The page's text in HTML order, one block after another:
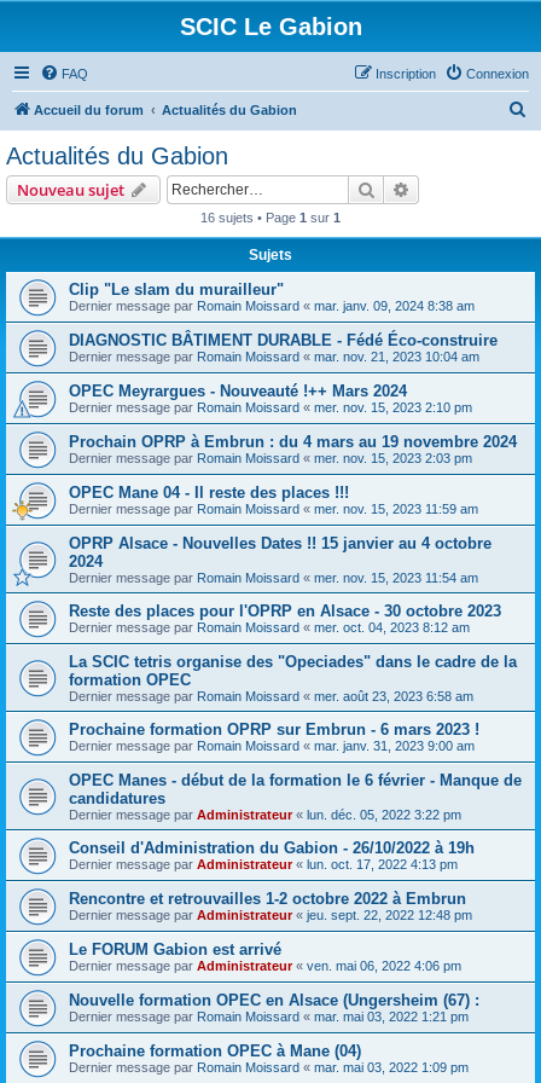
SCIC Le Gabion
FAQ Connexion
Inscription
Accueil du forum Actualités du Gabion
r
Actualités du Gabion
Nouveau sujet Rechercher
16 sujets • Page 1 sur 1
Sujets
Clip "Le slam du murailleur"
Dernier message par Romain Moissard « mar. janv. 09, 2024 8:38 am
DIAGNOSTIC BÂTIMENT DURABLE - Fédé Éco-construire
Dernier message par Romain Moissard « mar. nov. 21, 2023 10:04 am
OPEC Meyrargues - Nouveauté !++ Mars 2024
Dernier message par Romain Moissard « mer. nov. 15, 2023 2:10 pm
Prochain OPRP à Embrun : du 4 mars au 19 novembre 2024
Dernier message par Romain Moissard « mer. nov. 15, 2023 2:03 pm
OPEC Mane 04 - Il reste des places !!!
Dernier message par Romain Moissard « mer. nov. 15, 2023 11:59 am
OPRP Alsace - Nouvelles Dates !! 15 janvier au 4 octobre
2024
Dernier message par Romain Moissard « mer. nov. 15, 2023 11:54 am
Reste des places pour l'OPRP en Alsace - 30 octobre 2023
Dernier message par Romain Moissard « mer. oct. 04, 2023 8:12 am
La SCIC tetris organise des "Opeciades" dans le cadre de la
formation OPEC
Dernier message par Romain Moissard « mer. août 23, 2023 6:58 am
Prochaine formation OPRP sur Embrun - 6 mars 2023 !
Dernier message par Romain Moissard « mar. janv. 31, 2023 9:00 am
OPEC Manes - début de la formation le 6 février - Manque de
candidatures
Dernier message par Administrateur« lun. déc. 05, 2022 3:22 pm
Conseil d'Administration du Gabion - 26/10/2022 à 19h
Dernier message par Administrateur« lun. oct. 17, 2022 4:13 pm
Rencontre et retrouvailles 1-2 octobre 2022 à Embrun
Dernier message par Administrateur« jeu. sept. 22, 2022 12:48 pm
Le FORUM Gabion est arrivé
Dernier message par Administrateur« ven. mai 06, 2022 4:06 pm
Nouvelle formation OPEC en Alsace (Ungersheim (67) :
Dernier message par Romain Moissard « mar. mai 03, 2022 1:21 pm
Prochaine formation OPEC à Mane (04)
Dernier message par Romain Moissard « mar. mai 03, 2022 1:09 pm